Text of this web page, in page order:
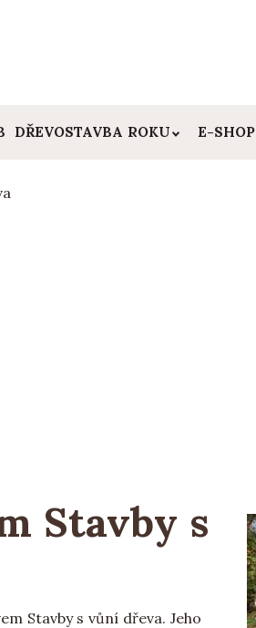
DŘEVOSTAVBA ROKU E-SHOP
Stavby s
Stavby s vůní dřeva. Jeho